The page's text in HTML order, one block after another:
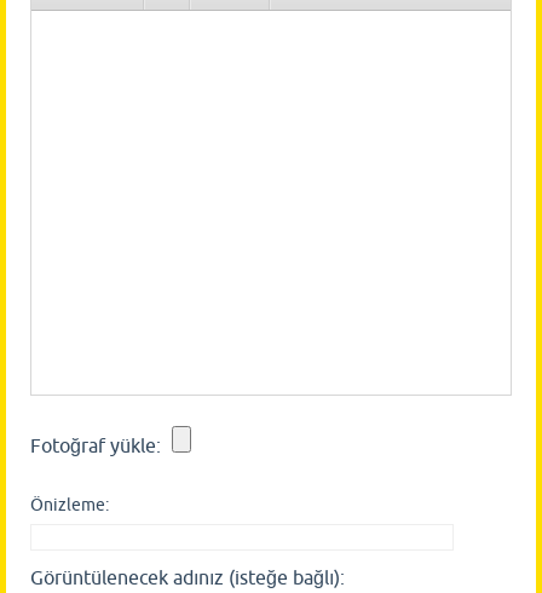
Fotoğraf yükle:
Önizleme:
Görüntülenecek adınız (isteğe bağlı):